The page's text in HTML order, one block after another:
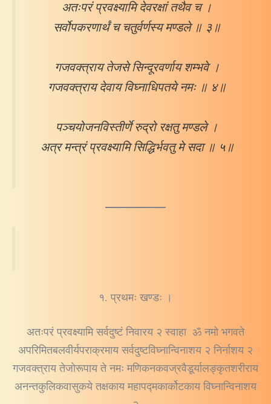
अतःपरं प्रवक्ष्यामि देवरक्षां तथैव च ।
सर्वोपकरणार्थं च चतुर्वर्णस्य मण्डले ॥ ३॥
गजवक्त्राय तेजसे सिन्दूरवर्णाय शम्भवे ।
गजवक्त्राय देवाय विघ्नाधिपतये नमः ॥ ४॥
पञ्चयोजनविस्तीर्णे रुद्रो रक्षतु मण्डले ।
अत्र मन्त्रं प्रवक्ष्यामि सिद्धिर्भवतु मे सदा ॥ ५॥
१. प्रथमः खण्डः ।
अतःपरं प्रवक्ष्यामि सर्वदुष्टं निवारय २ स्वाहा ॐ नमो भगवते
अपरिमितबलवीर्यपराक्रमाय सर्वदुष्टविघ्नान्विनाशय २ निर्नाशय २
गजवक्त्राय तेजोरूपाय ते नमः मणिकनकवज्रवैडूर्यालङ्कृतशरीराय
अनन्तकुलिकवासुकये तक्षकाय महापद्मकार्कोटकाय विघ्नान्विनाशय